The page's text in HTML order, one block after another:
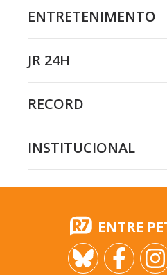
ENTRETENIMENTO
JR 24H
RECORD
INSTITUCIONAL
ENTRE